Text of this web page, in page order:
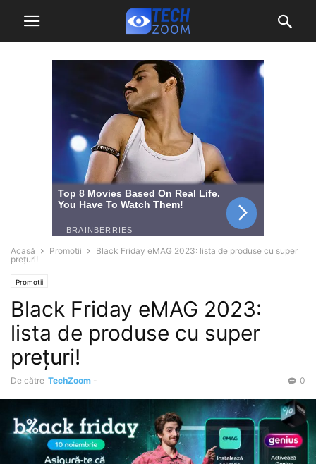
Acasă Promotii
Black Friday eMAG 2023: lista de produse cu super
prețuri!
Promotii
Black Friday eMAG 2023:
lista de produse cu super
prețuri!
De către TechZoom - 0